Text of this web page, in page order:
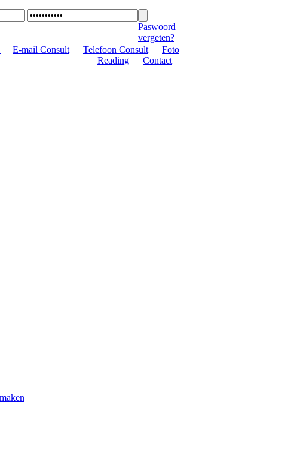
Paswoord
vergeten?
E-mail Consult Telefoon Consult
Foto
Reading
Contact